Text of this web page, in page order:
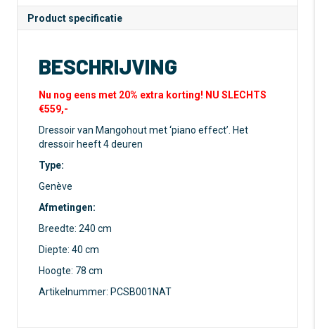
t
i
:
Product specificatie
BESCHRIJVING
Nu nog eens met 20% extra korting! NU SLECHTS
€559,-
Dressoir van Mangohout met ‘piano effect’. Het
dressoir heeft 4 deuren
Type:
Genève
Afmetingen:
Breedte: 240 cm
Diepte: 40 cm
Hoogte: 78 cm
Artikelnummer: PCSB001NAT